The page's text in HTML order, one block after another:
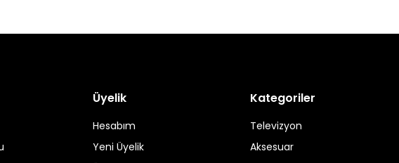
Üyelik
Hesabım
Yeni Üyelik
Kategoriler
Televizyon
Aksesuar